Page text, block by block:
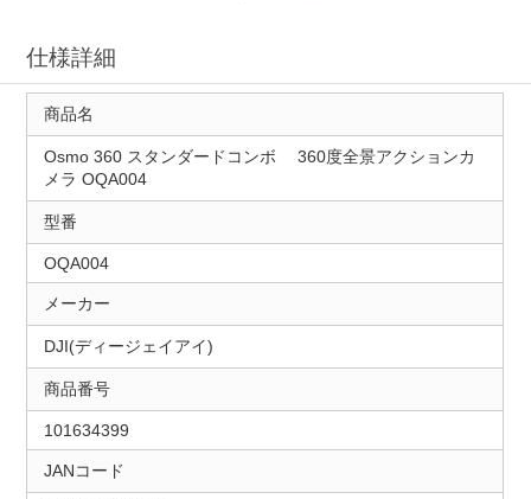
仕様詳細
商品名
Osmo 360 スタンダードコンボ 360度全景アクションカ
メラ OQA004
型番
OQA004
メーカー
DJI(ディージェイアイ)
商品番号
101634399
JANコード